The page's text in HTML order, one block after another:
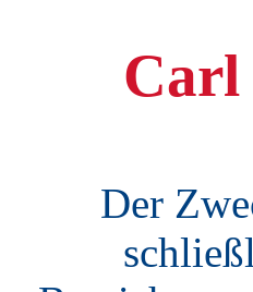
Carl
Der